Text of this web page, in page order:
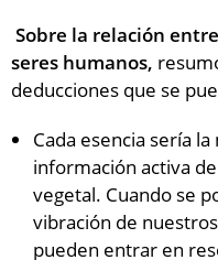
Sobre la relación
seres humanos,
deducciones que se
Cada esencia sería
información activa
vegetal. Cuando se
vibración de
pueden entrar en